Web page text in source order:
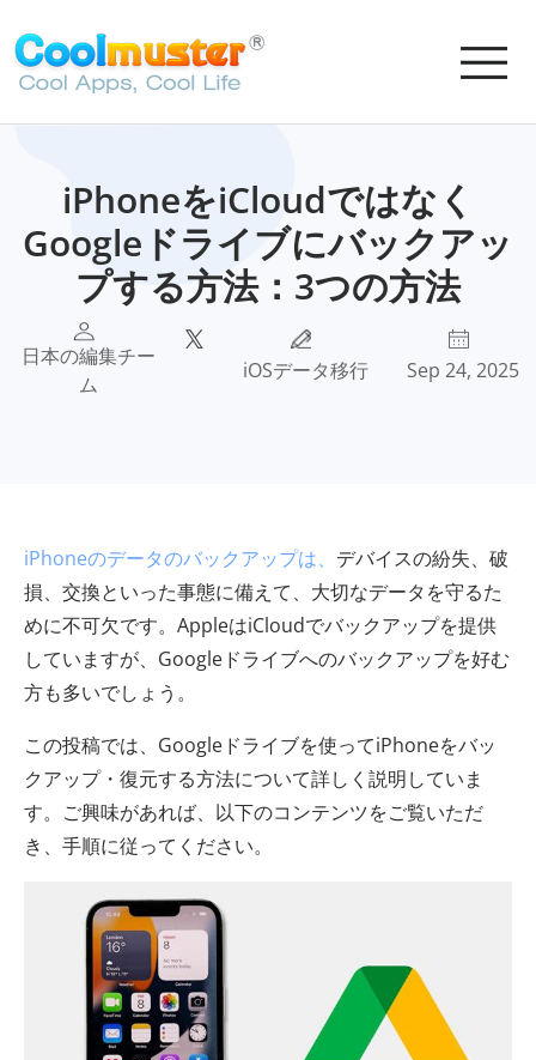
iPhoneをiCloudではなく
Googleドライブにバックアッ
プする方法：3つの方法
日本の編集チー
ム
iOSデータ移行 Sep 24, 2025
iPhoneのデータのバックアップは、 デバイスの紛失、破
損、交換といった事態に備えて、大切なデータを守るた
めに不可欠です。AppleはiCloudでバックアップを提供
していますが、Googleドライブへのバックアップを好む
方も多いでしょう。
この投稿では、Googleドライブを使ってiPhoneをバッ
クアップ・復元する方法について詳しく説明していま
す。ご興味があれば、以下のコンテンツをご覧いただ
き、手順に従ってください。